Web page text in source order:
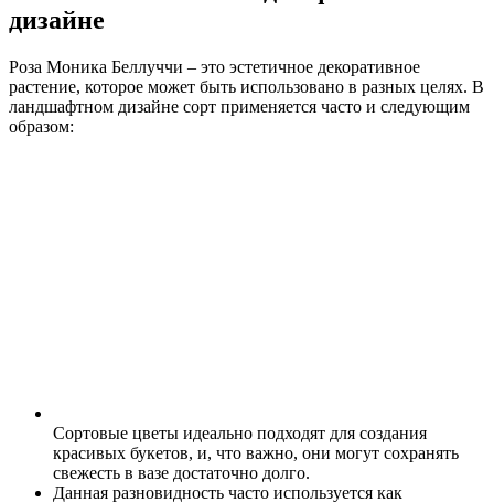
дизайне
Роза Моника Беллуччи – это эстетичное декоративное
растение, которое может быть использовано в разных целях. В
ландшафтном дизайне сорт применяется часто и следующим
образом:
Сортовые цветы идеально подходят для создания
красивых букетов, и, что важно, они могут сохранять
свежесть в вазе достаточно долго.
Данная разновидность часто используется как